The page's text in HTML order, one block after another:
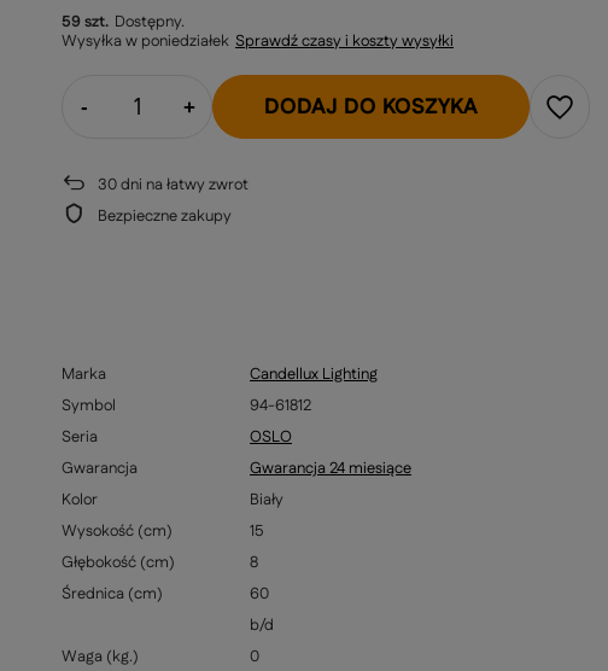
59 szt. Dostępny
Wysyłkaw poniedziałek Sprawdź czasy i koszty wysyłki
- + DODAJ DO KOSZYKA
30dni na łatwy zwrot
Bezpieczne zakupy
Marka
Candellux Lighting
Symbol
94-61812
Seria
OSLO
Gwarancja
Gwarancja 24 miesiące
Kolor
Biały
Wysokość (cm)
15
Głębokość (cm)
8
Średnica (cm)
60
b/d
Waga (kg.)
0